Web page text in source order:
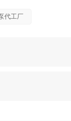
代工厂